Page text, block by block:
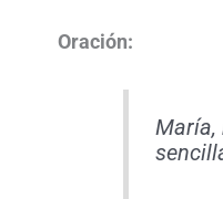
Oración:
María,